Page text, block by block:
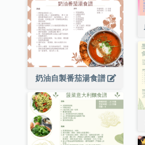
奶油自製番茄湯食譜